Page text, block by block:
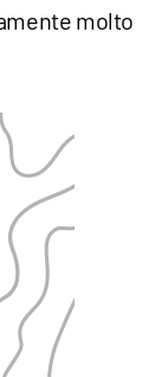
molto